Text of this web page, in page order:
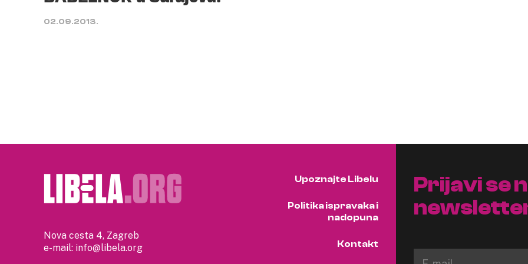
02.09.2013.
Nova cesta 4, Zagreb
e-mail: info@libela.org
Upoznajte Libelu
Politika ispravaka i
nadopuna
Kontakt
Prijavi se